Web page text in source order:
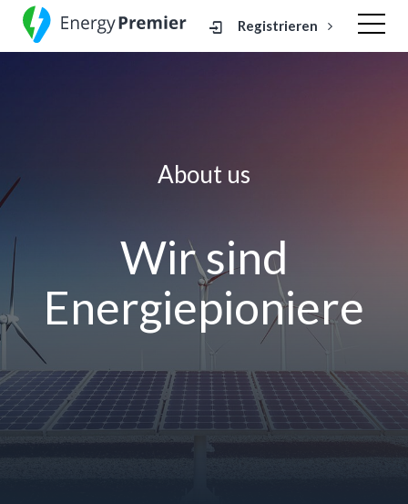
Registrieren
About us
Wir sind
Energiepioniere